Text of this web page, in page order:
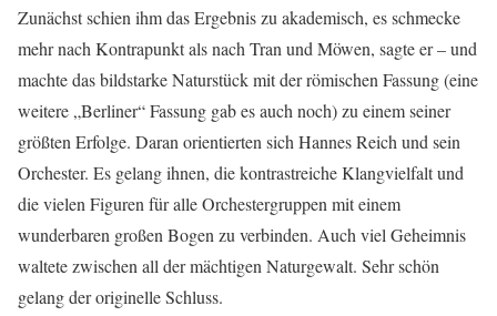
Zunächst schien ihm das Ergebnis zu akademisch, es schmecke
mehr nach Kontrapunkt als nach Tran und Möwen, sagte er – und
machte das bildstarke Naturstück mit der römischen Fassung (eine
weitere „Berliner“ Fassung gab es auch noch) zu einem seiner
größten Erfolge. Daran orientierten sich Hannes Reich und sein
Orchester. Es gelang ihnen, die kontrastreiche Klangvielfalt und
die vielen Figuren für alle Orchestergruppen mit einem
wunderbaren großen Bogen zu verbinden. Auch viel Geheimnis
waltete zwischen all der mächtigen Naturgewalt. Sehr schön
gelang der originelle Schluss.